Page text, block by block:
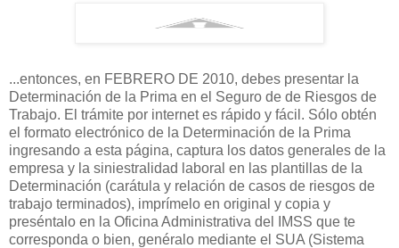
...entonces, en FEBRERO DE 2010, debes presentar la
Determinación de la Prima en el Seguro de de Riesgos de
Trabajo. El trámite por internet es rápido y fácil. Sólo obtén
el formato electrónico de la Determinación de la Prima
ingresando a esta página, captura los datos generales de la
empresa y la siniestralidad laboral en las plantillas de la
Determinación (carátula y relación de casos de riesgos de
trabajo terminados), imprímelo en original y copia y
preséntalo en la Oficina Administrativa del IMSS que te
corresponda o bien, genéralo mediante el SUA (Sistema